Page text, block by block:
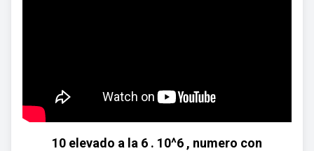
10 elevado a la 6 . 10^6 , numero con